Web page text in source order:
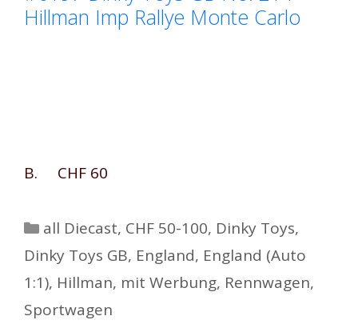
Hillman Imp Rallye Monte Carlo
B. CHF 60
Kategorien
all Diecast, CHF 50-100, Dinky Toys,
Dinky Toys GB, England, England (Auto
1:1), Hillman, mit Werbung, Rennwagen,
Sportwagen